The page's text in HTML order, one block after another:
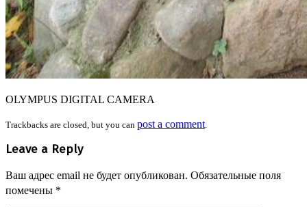
OLYMPUS DIGITAL CAMERA
Trackbacks are closed, but you can post a comment.
Leave a Reply
Ваш адрес email не будет опубликован. Обязательные поля
помечены *